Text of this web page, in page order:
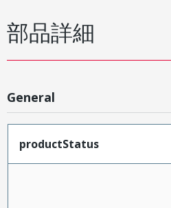
部品詳細
General
productStatus